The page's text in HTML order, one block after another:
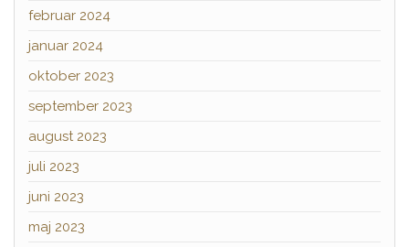
februar 2024
januar 2024
oktober 2023
september 2023
august 2023
juli 2023
juni 2023
maj 2023